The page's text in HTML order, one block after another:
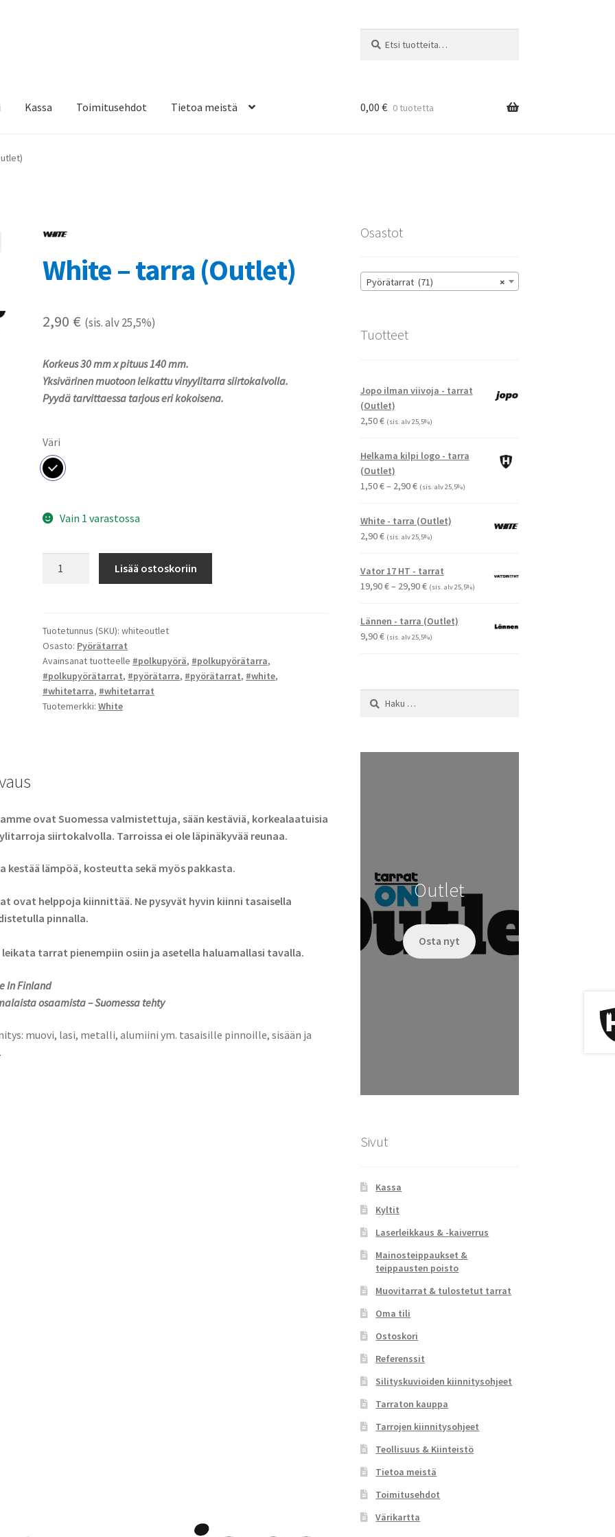
Kassa Toimitusehdot Tietoa meistä
& teippausten poisto
0,00 € 0 tuotetta
White – tarra (Outlet)
2,90 € (sis. alv 25,5%)
Korkeus 30 mm x pituus 140 mm.
Yksivärinen muotoon leikattu vinyylitarra siirtokalvolla.
Pyydä tarvittaessa tarjous eri kokoisena.
Väri
Vain 1 varastossa
määrä
Lisää ostoskoriin
Tuotetunnus (SKU):whiteoutlet
Osasto: Pyörätarrat
Avainsanat tuotteelle #polkupyörä, #polkupyörätarra,
#polkupyörätarrat, #pyörätarra, #pyörätarrat, #white,
#whitetarra, #whitetarrat
Tuotemerkki:White
ovat Suomessa valmistettuja, sään kestäviä, korkealaatuisia
siirtokalvolla. Tarroissa ei ole läpinäkyvää reunaa.
kestää lämpöä, kosteutta sekä myös pakkasta.
ovat helppoja kiinnittää. Ne pysyvät hyvin kiinni tasaisella
pinnalla.
tarrat pienempiin osiin ja asetella haluamallasi tavalla.
In Finland
osaamista – Suomessa tehty
muovi, lasi, metalli, alumiini ym. tasaisille pinnoille, sisään ja
Osastot
×
Pyörätarrat (71)
Tuotteet
Jopo ilman viivoja - tarrat
(Outlet)
2,50€ (sis. alv 25,5%)
Helkama kilpi logo - tarra
(Outlet)
1,50€– 2,90€Hintaluokka:
-
(sis. alv 25,5%)
White - tarra (Outlet)
2,90€ (sis. alv 25,5%)
Vator 17 HT - tarrat
19,90€– 29,90€Hintaluokka:
-
(sis. alv 25,5%)
Lännen - tarra (Outlet)
9,90€ (sis. alv 25,5%)
Haku:
Outlet
Osta nyt
Sivut
Kassa
Kyltit
Laserleikkaus & -kaiverrus
Mainosteippaukset &
teippausten poisto
Muovitarrat & tulostetut tarrat
Oma tili
Ostoskori
Referenssit
Silityskuvioiden kiinnitysohjeet
Tarraton kauppa
Tarrojen kiinnitysohjeet
Teollisuus & Kiinteistö
Tietoa meistä
Toimitusehdot
Värikartta